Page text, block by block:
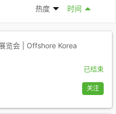
热度 时间
览会 | Offshore Korea
已结束
关注